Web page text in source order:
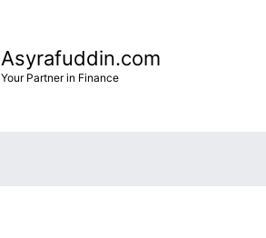
Asyrafuddin.com
Your Partner in Finance